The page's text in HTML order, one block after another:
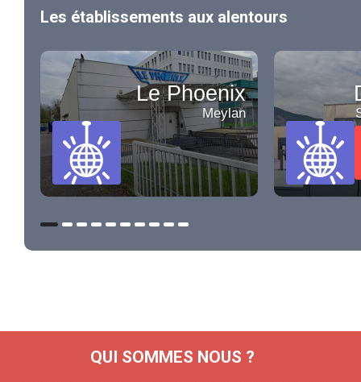
Les établissements aux alentours
Le Phoenix
Meylan
QUI SOMMES NOUS ?